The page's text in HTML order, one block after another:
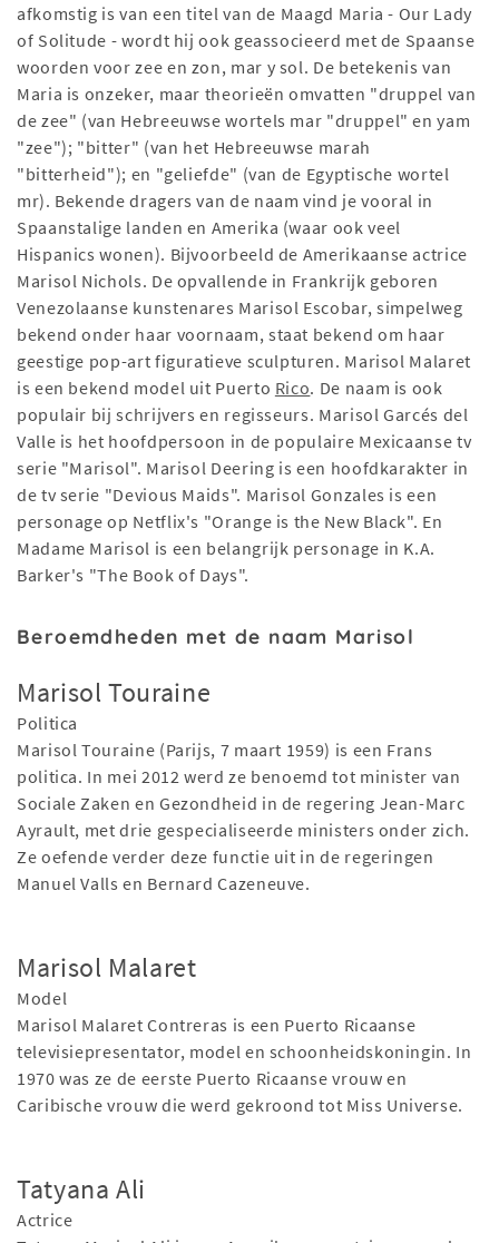
afkomstig is van een titel van de Maagd Maria - Our Lady
of Solitude - wordt hij ook geassocieerd met de Spaanse
woorden voor zee en zon, mar y sol. De betekenis van
Maria is onzeker, maar theorieën omvatten "druppel van
de zee" (van Hebreeuwse wortels mar "druppel" en yam
"zee"); "bitter" (van het Hebreeuwse marah
"bitterheid"); en "geliefde" (van de Egyptische wortel
mr). Bekende dragers van de naam vind je vooral in
Spaanstalige landen en Amerika (waar ook veel
Hispanics wonen). Bijvoorbeeld de Amerikaanse actrice
Marisol Nichols. De opvallende in Frankrijk geboren
Venezolaanse kunstenares Marisol Escobar, simpelweg
bekend onder haar voornaam, staat bekend om haar
geestige pop-art figuratieve sculpturen. Marisol Malaret
is een bekend model uit Puerto Rico. De naam is ook
populair bij schrijvers en regisseurs. Marisol Garcés del
Valle is het hoofdpersoon in de populaire Mexicaanse tv
serie "Marisol". Marisol Deering is een hoofdkarakter in
de tv serie "Devious Maids". Marisol Gonzales is een
personage op Netflix's "Orange is the New Black". En
Madame Marisol is een belangrijk personage in K.A.
Barker's "The Book of Days".
Beroemdheden met de naam Marisol
Marisol Touraine
Politica
Marisol Touraine (Parijs, 7 maart 1959) is een Frans
politica. In mei 2012 werd ze benoemd tot minister van
Sociale Zaken en Gezondheid in de regering Jean-Marc
Ayrault, met drie gespecialiseerde ministers onder zich.
Ze oefende verder deze functie uit in de regeringen
Manuel Valls en Bernard Cazeneuve.
Marisol Malaret
Model
Marisol Malaret Contreras is een Puerto Ricaanse
televisiepresentator, model en schoonheidskoningin. In
1970 was ze de eerste Puerto Ricaanse vrouw en
Caribische vrouw die werd gekroond tot Miss Universe.
Tatyana Ali
Actrice